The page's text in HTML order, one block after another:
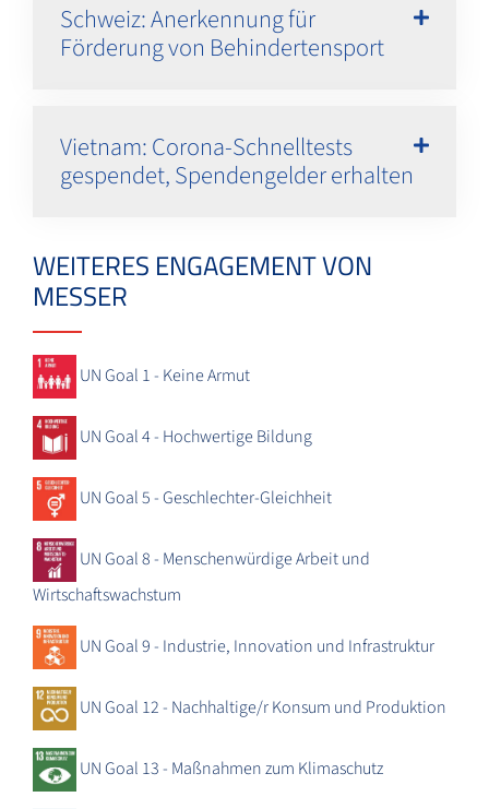
Schweiz: Anerkennung für
Förderung von Behindertensport
Vietnam: Corona-Schnelltests
gespendet, Spendengelder erhalten
WEITERES ENGAGEMENT VON
MESSER
UN Goal 1 - Keine Armut
UN Goal 4 - Hochwertige Bildung
UN Goal 5 - Geschlechter-Gleichheit
UN Goal 8 - Menschenwürdige Arbeit und
Wirtschaftswachstum
UN Goal 9 - Industrie, Innovation und Infrastruktur
UN Goal 12 - Nachhaltige/r Konsum und Produktion
UN Goal 13 - Maßnahmen zum Klimaschutz